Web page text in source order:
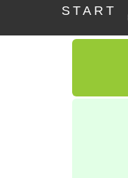
START